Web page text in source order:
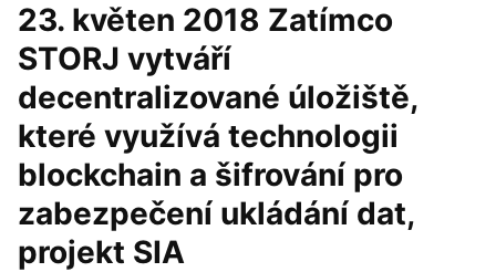
23. květen 2018 Zatímco
STORJ vytváří
decentralizované úložiště,
které využívá technologii
blockchain a šifrování pro
zabezpečení ukládání dat,
projekt SIA